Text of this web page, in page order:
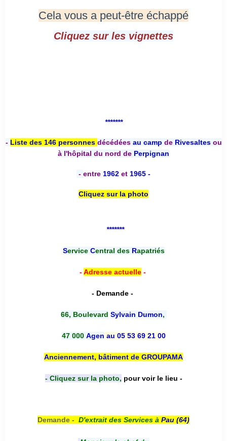
Cela vous a peut-être échappé
Cliquez sur les vignettes
*******
- Liste des 146 personnes décédées au camp deRivesaltesou
à l'hôpital du nord de Perpignan
- entre 1962 et 1965 -
Cliquez sur la photo
*******
Service Central desRapatriés
-Adresse actuelle-
- Demande -
66, Boulevard Sylvain Dumon,
47 000 Agen au 05 53 69 21 00
Anciennement, bâtiment de GROUPAMA
- Cliquez sur la photo, pour voir le lieu -
Demande - D'extrait des Services à Pau (64)